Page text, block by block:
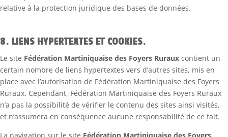
relative à la protection juridique des bases de données.
8. LIENS HYPERTEXTES ET COOKIES.
Le site Fédération Martiniquaise des Foyers Ruraux contient un
certain nombre de liens hypertextes vers d’autres sites, mis en
place avec l’autorisation de Fédération Martiniquaise des Foyers
Ruraux. Cependant, Fédération Martiniquaise des Foyers Ruraux
n’a pas la possibilité de vérifier le contenu des sites ainsi visités,
et n’assumera en conséquence aucune responsabilité de ce fait.